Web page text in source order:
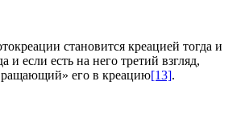
становится креацией тогда и
и если есть на него третий взгляд,
его в креацию[13].